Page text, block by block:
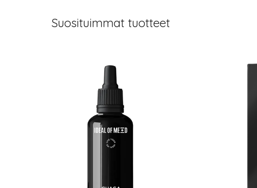
Suosituimmat tuotteet